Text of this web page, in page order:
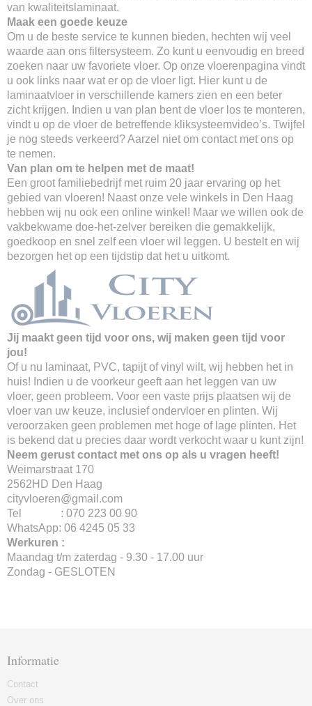
van kwaliteitslaminaat.
Maak een goede keuze
Om u de beste service te kunnen bieden, hechten wij veel
waarde aan ons filtersysteem. Zo kunt u eenvoudig en breed
zoeken naar uw favoriete vloer. Op onze vloerenpagina vindt
u ook links naar wat er op de vloer ligt. Hier kunt u de
laminaatvloer in verschillende kamers zien en een beter
zicht krijgen. Indien u van plan bent de vloer los te monteren,
vindt u op de vloer de betreffende kliksysteemvideo’s. Twijfel
je nog steeds verkeerd? Aarzel niet om contact met ons op
te nemen.
Van plan om te helpen met de maat!
Een groot familiebedrijf met ruim 20 jaar ervaring op het
gebied van vloeren! Naast onze vele winkels in Den Haag
hebben wij nu ook een online winkel! Maar we willen ook de
vakbekwame doe-het-zelver bereiken die gemakkelijk,
goedkoop en snel zelf een vloer wil leggen. U bestelt en wij
bezorgen het op een tijdstip dat het u uitkomt.
Jij maakt geen tijd voor ons, wij maken geen tijd voor
jou!
Of u nu laminaat, PVC, tapijt of vinyl wilt, wij hebben het in
huis! Indien u de voorkeur geeft aan het leggen van uw
vloer, geen probleem. Voor een vaste prijs plaatsen wij de
vloer van uw keuze, inclusief ondervloer en plinten. Wij
veroorzaken geen problemen met hoge of lage plinten. Het
is bekend dat u precies daar wordt verkocht waar u kunt zijn!
Neem gerust contact met ons op als u vragen heeft!
Weimarstraat 170
2562HD Den Haag
cityvloeren@gmail.com
Tel : 070 223 00 90
WhatsApp: 06 4245 05 33
Werkuren :
Maandag t/m zaterdag - 9.30 - 17.00 uur
Zondag - GESLOTEN
Informatie
Contact
Over ons